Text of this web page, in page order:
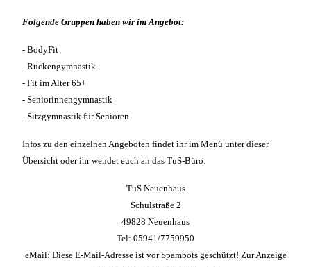
Folgende Gruppen haben wir im Angebot:
- BodyFit
- Rückengymnastik
- Fit im Alter 65+
- Seniorinnengymnastik
- Sitzgymnastik für Senioren
Infos zu den einzelnen Angeboten findet ihr im Menü unter dieser
Übersicht oder ihr wendet euch an das TuS-Büro:
TuS Neuenhaus
Schulstraße 2
49828 Neuenhaus
Tel: 05941/7759950
eMail: Diese E-Mail-Adresse ist vor Spambots geschützt! Zur Anzeige